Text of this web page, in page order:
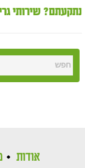
נתקעתם? שירותי
אודות